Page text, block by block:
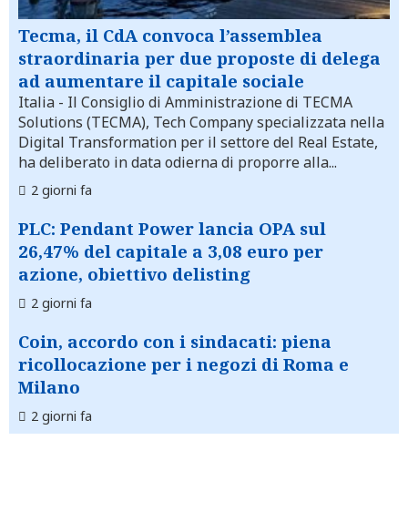
Tecma, il CdA convoca l’assemblea
straordinaria per due proposte di delega
ad aumentare il capitale sociale
Italia - Il Consiglio di Amministrazione di TECMA
Solutions (TECMA), Tech Company specializzata nella
Digital Transformation per il settore del Real Estate,
ha deliberato in data odierna di proporre alla...
2 giorni fa
PLC: Pendant Power lancia OPA sul
26,47% del capitale a 3,08 euro per
azione, obiettivo delisting
2 giorni fa
Coin, accordo con i sindacati: piena
ricollocazione per i negozi di Roma e
Milano
2 giorni fa